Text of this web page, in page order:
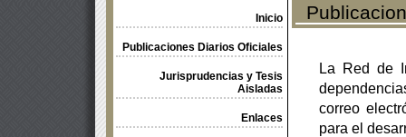
Inicio
Publicaciones Diarios Oficiales
Jurisprudencias y Tesis
Aisladas
Enlaces
La Red de
correo
para el